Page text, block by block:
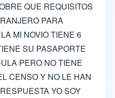
QUE REQUISITOS
PARA
MI NOVIO TIENE 6
SU PASAPORTE
PERO NO TIENE
CENSO Y NO LE HAN
YO SOY